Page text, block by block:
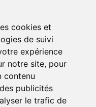
cookies et
de suivi
expérience
notre site, pour
contenu
publicités
le trafic de